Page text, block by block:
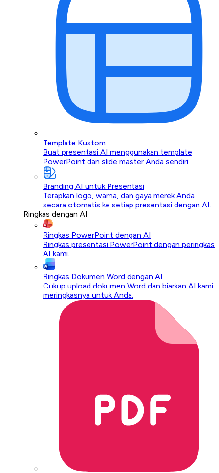
Template Kustom
Buat presentasi AI menggunakan template
PowerPoint dan slide master Anda sendiri.
Branding AI untuk Presentasi
Terapkan logo, warna, dan gaya merek Anda
secara otomatis ke setiap presentasi dengan AI.
Ringkas dengan AI
Ringkas PowerPoint dengan AI
Ringkas presentasi PowerPoint dengan peringkas
AI kami.
Ringkas Dokumen Word dengan AI
Cukup upload dokumen Word dan biarkan AI kami
meringkasnya untuk Anda.